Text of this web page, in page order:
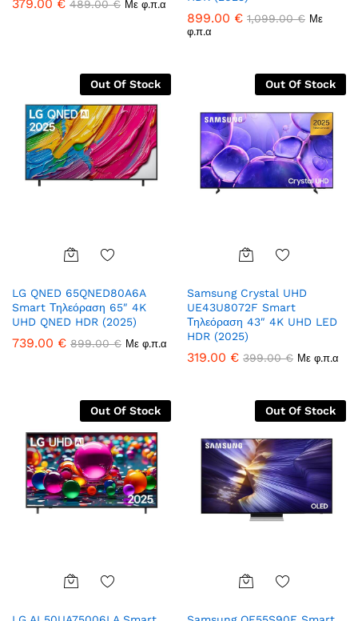
379.00 € 489.00€ Με φ.π.α
899.00 € 1,099.00€ Με
φ.π.α
Out Of Stock
to
Wish
list
LG QNED 65QNED80A6A
Smart Τηλεόραση 65″ 4K
UHD QNED HDR (2025)
739.00 € 899.00€ Με φ.π.α
Out Of Stock
to
Wish
list
Samsung Crystal UHD
UE43U8072F Smart
Τηλεόραση 43″ 4K UHD LED
HDR (2025)
319.00 € 399.00€ Με φ.π.α
Out Of Stock Out Of Stock